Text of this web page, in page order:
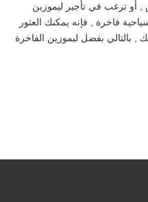
أو ترغب في تأجير ليموزين
فاخرة , فإنه يمكنك العثور
, بالتالي بفضل ليموزين الفاخرة